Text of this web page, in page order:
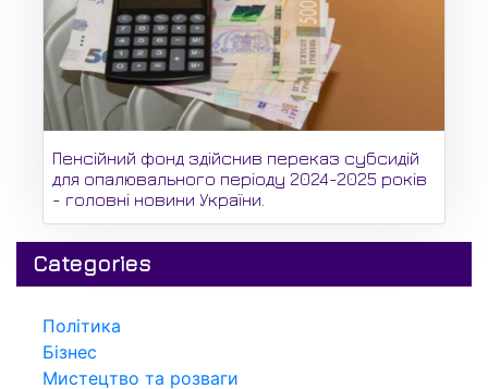
Пенсійний фонд здійснив переказ субсидій
для опалювального періоду 2024-2025 років
- головні новини України.
Categories
Політика
Бізнес
Мистецтво та розваги